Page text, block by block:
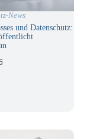
News
und Datenschutz: